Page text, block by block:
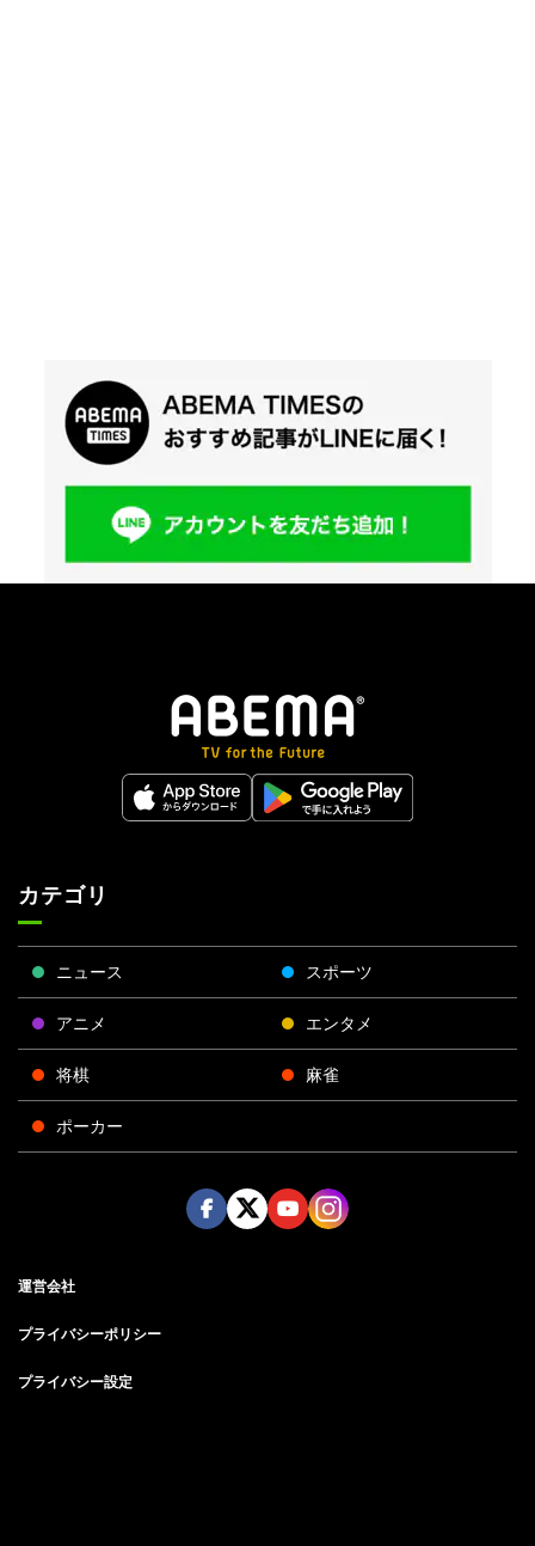
カテゴリ
ニュース スポーツ
アニメ エンタメ
将棋 麻雀
ポーカー
運営会社
プライバシーポリシー
プライバシー設定